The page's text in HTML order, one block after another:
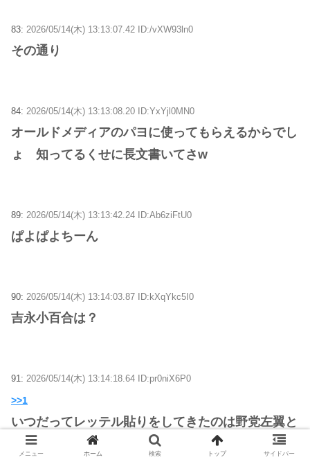
83: 2026/05/14(木) 13:13:07.42 ID:/vXW93ln0
その通り
84: 2026/05/14(木) 13:13:08.20 ID:YxYjl0MN0
オールドメディアのパヨに使ってもらえるからでし
ょ 知ってるくせに長文書いてさw
89: 2026/05/14(木) 13:13:42.24 ID:Ab6ziFtU0
ぱよぱよちーん
90: 2026/05/14(木) 13:14:03.87 ID:kXqYkc5I0
吉永小百合は？
91: 2026/05/14(木) 13:14:18.64 ID:pr0niX6P0
>>1
いつだってレッテル貼りをしてきたのは野党左翼と
保守のフリをした壺左翼
メニュー ホーム 検索 トップ サイドバー